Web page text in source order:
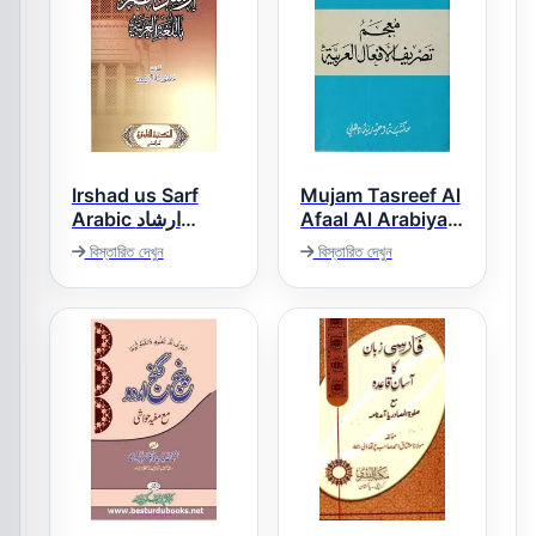
Irshad us Sarf
Arabic ارشاد
الصرف
বিস্তারিত দেখুন
Mujam Tasreef Al
Afaal Al Arabiya
معجم تصریف
الافعال العربیہ
বিস্তারিত দেখুন